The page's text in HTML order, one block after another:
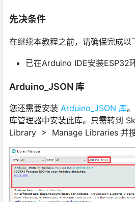
先决条件
在继续本教程之前，请确保完成以
已在Arduino IDE安装ESP32
Arduino_JSON 库
您还需要安装 Arduino_JSON 库
库管理器中安装此库。只需转到
Library > Manage Libraries 并搜